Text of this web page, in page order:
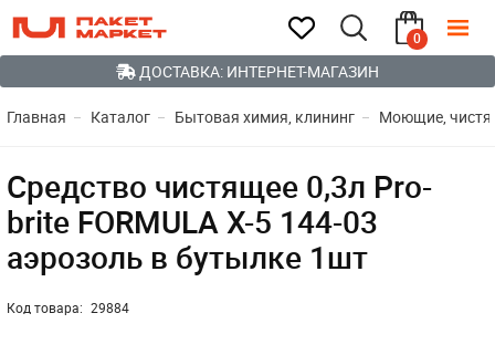
0
ДОСТАВКА: ИНТЕРНЕТ-МАГАЗИН
Главная Каталог Бытовая химия, клининг Моющие,
Средство чистящее 0,3л Pro-
brite FORMULA X-5 144-03
аэрозоль в бутылке 1шт
Код товара: 29884